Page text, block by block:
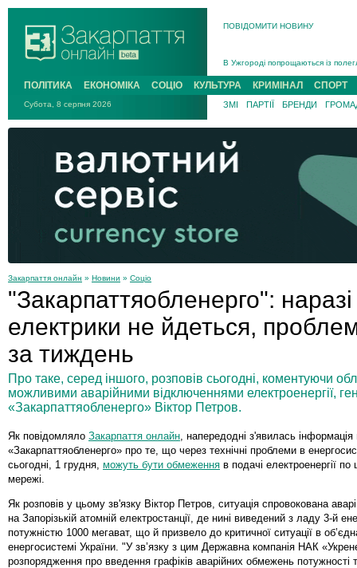
ПОВІДОМИТИ НОВИНУ
В Ужгороді попрощаються із
В Ужгороді 5 серпня
Підтвердили загибель
На війні з рф поліг військовий з
На Хустщині внаслідок ДТП за
Інструктора районного ТЦК на
ПОЛІТИКА ЕКОНОМІКА СОЦІО КУЛЬТУРА КРИМІНАЛ СПОРТ
Субота, 8 серпня 2026 ЗМІ ПАРТІЇ БРЕНДИ
Закарпаття онлайн » Новини » Соціо
"Закарпаттяобленерго":
електрики не йдеться,
за тиждень
Про таке, серед іншого, розповів сьогодні, коментуючи
можливими аварійними відключеннями електроенергії,
«Закарпаттяобленерго» Віктор Петров.
Як повідомляло Закарпаття онлайн , напередодні з'явилась
«Закарпаттяобленерго» про те, що через технічні проблеми в
сьогодні, 1 грудня, можуть бути обмеження в подачі електроенергії по
мережі.
Як розповів у цьому зв'язку Віктор Петров, ситуація спровокована
на Запорізькій атомній електростанції, де нині виведений з ладу 3-й
потужністю 1000 мегават, що й призвело до критичної ситуації в
енергосистемі України. "У зв’язку з цим Державна компанія НАК
розпорядження про введення графіків аварійних обмежень потужності